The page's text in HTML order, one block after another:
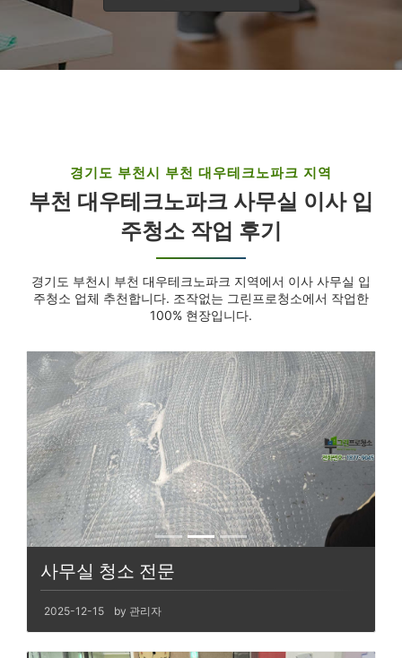
경기도 부천시 부천 대우테크노파크 지역
부천 대우테크노파크 사무실 이사 입
주청소 작업 후기
경기도 부천시 부천 대우테크노파크 지역에서 이사 사무실 입
주청소 업체 추천합니다. 조작없는 그린프로청소에서 작업한
100% 현장입니다.
사무실 청소 전문
2025-12-15 by 관리자